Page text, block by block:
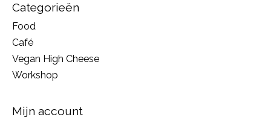
Categorieën
Food
Café
Vegan High Cheese
Workshop
Mijn account